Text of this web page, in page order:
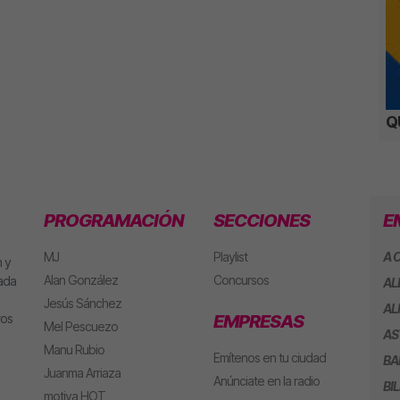
y
PROGRAMACIÓN
MJ
Alan González
Jesús Sánchez
Mel Pescuezo
Manu Rubio
Juanma Arriaza
motiva HOT
SECCIONES
Playlist
Concursos
EMPRESAS
Emítenos en tu ciudad
Anúnciate en la radio
A